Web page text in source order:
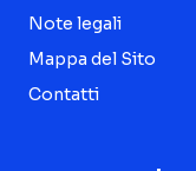
Note legali
Mappa del Sito
Contatti